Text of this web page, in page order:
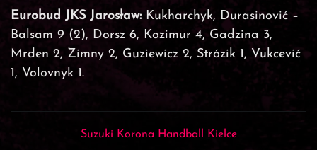
Eurobud JKS Jarosław:Kukharchyk, Durasinović –
Balsam 9 (2), Dorsz 6, Kozimur 4, Gadzina 3,
Mrden 2, Zimny 2, Guziewicz 2, Strózik 1, Vukcević
1, Volovnyk 1.
Suzuki Korona Handball Kielce